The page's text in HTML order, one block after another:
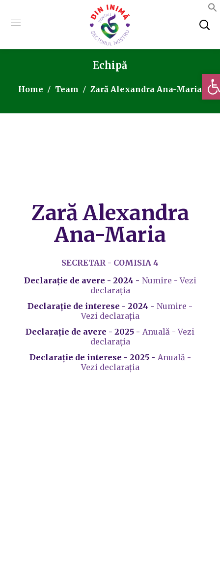
Echipă
Home Team Zară Alexandra Ana-Maria
Zară Alexandra
Ana-Maria
SECRETAR - COMISIA 4
Declarație de avere - 2024 - Numire - Vezi
declarația
Declarație de interese - 2024 - Numire -
Vezi declarația
Declarație de avere - 2025 - Anuală - Vezi
declarația
Declarație de interese - 2025 - Anuală -
Vezi declarația